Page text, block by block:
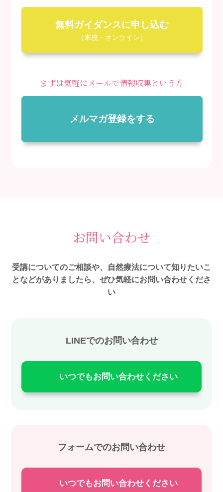
無料ガイダンスに申し込む
（来校・オンライン）
まずは気軽にメールで情報収集という方
メルマガ登録をする
お問い合わせ
受講についてのご相談や、自然療法について知りたいこ
となどがありましたら、ぜひ気軽にお問い合わせくださ
い
LINEでのお問い合わせ
いつでもお問い合わせください
フォームでのお問い合わせ
いつでもお問い合わせください